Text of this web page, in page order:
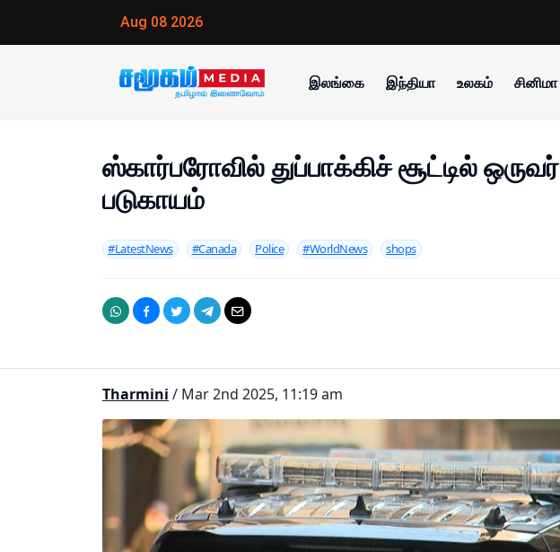
Aug 08 2026
இலங்கை இந்தியா உலகம் சினிமா
ஸ்கார்பரோவில் துப்பாக்கிச் சூட்டில் ஒருவர்
படுகாயம்
#LatestNews #Canada Police #WorldNews shops
Tharmini / Mar 2nd 2025, 11:19 am